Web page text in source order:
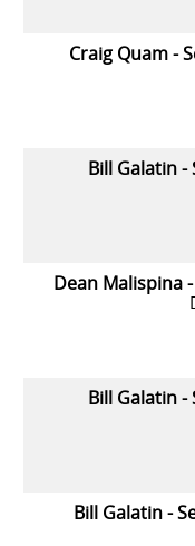
Craig Quam -
Bill Galatin -
Dean Malispina
Bill Galatin -
Bill Galatin -